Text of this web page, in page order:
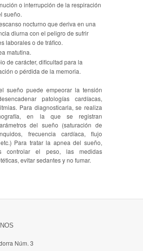
o interrupción de la respiración
sueño.
nocturno que deriva en una
diurna con el peligro de sufrir
laborales o de tráfico.
matutina.
de carácter, dificultad para la
o pérdida de la memoria.
sueño puede empeorar la tensión
patologías cardíacas,
Para diagnosticarla, se realiza
en la que se registran
del sueño (saturación de
frecuencia cardíaca, flujo
Para tratar la apnea del sueño,
controlar el peso, las medidas
evitar sedantes y no fumar.
Núm. 3